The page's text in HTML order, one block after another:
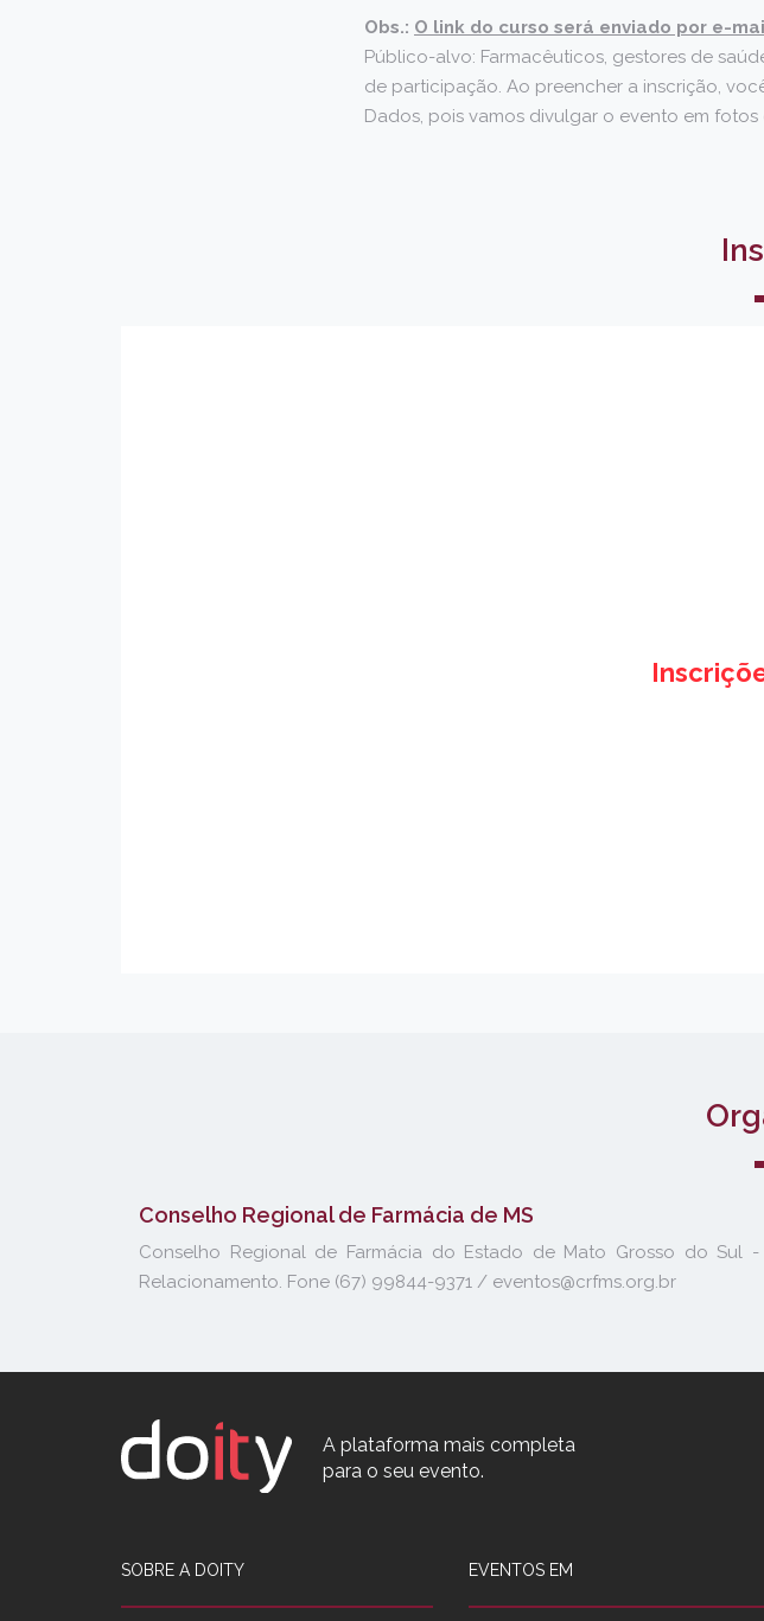
Obs.: O link do curso será enviado por e-
Público-alvo: Farmacêuticos, gestores de
de participação. Ao preencher a inscrição,
Dados, pois vamos divulgar o evento em fotos
Conselho Regional de Farmácia de MS
Conselho Regional de Farmácia do Estado de Mato Grosso do Sul
Relacionamento. Fone (67) 99844-9371 / eventos@crfms.org.br
A plataforma mais completa
para o seu evento.
SOBRE A DOITY EVENTOS EM